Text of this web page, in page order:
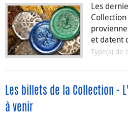
Les
et datent
Type(s) de
Les billets de la Collection -
à venir